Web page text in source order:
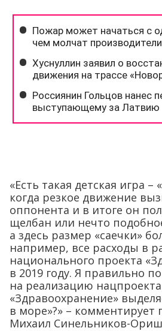
«Есть такая детская игра –
когда резкое движение
оппонента и в итоге он
щелбан или нечто
а здесь размер «саечки»
например, все расходы в
национального проекта
в 2019 году. Я правильно
на реализацию нацпроекта
«Здравоохранение»
в море»?» – комментирует
Михаил Синельников-